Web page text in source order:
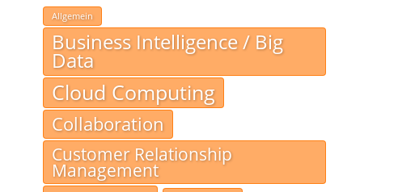
Allgemein
Business Intelligence / Big
Data
Cloud Computing
Collaboration
Customer Relationship
Management